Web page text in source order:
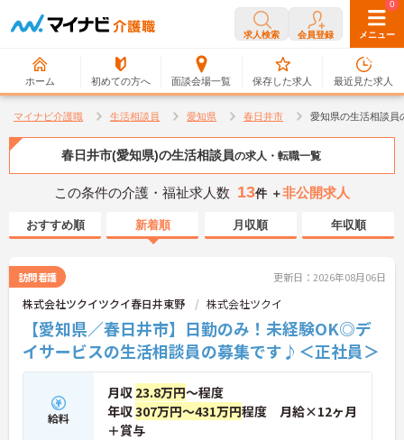
求人検索 会員登録 メニュー
ホーム 初めての方へ 面談会場一覧
0
保存した求人
0
最近見た求人
マイナビ介護職 生活相談員 愛知県 春日井市 愛知県の生活相談員
春日井市(愛知県)の生活相談員の求人・転職一覧
この条件の介護・福祉求人数 13件 ＋非公開求人
おすすめ順 新着順 月収順 年収順
訪問看護 更新日：2026年08月06日
株式会社ツクイツクイ春日井東野 株式会社ツクイ
【愛知県／春日井市】日勤のみ！未経験OK◎デ
イサービスの生活相談員の募集です♪＜正社員＞
給料
月収 23.8万円～程度
年収307万円～431万円程度 月給×12ヶ月
＋賞与